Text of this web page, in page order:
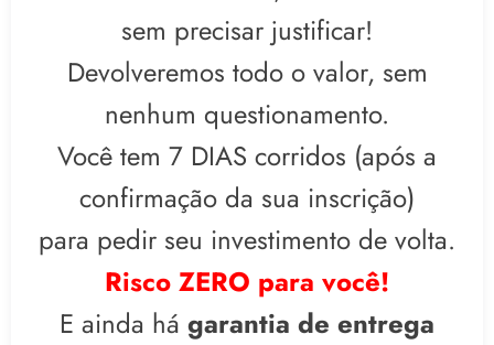
sem precisar justificar!
Devolveremos todo o valor, sem
nenhum questionamento.
Você tem 7 DIAS corridos (após a
confirmação da sua inscrição)
para pedir seu investimento de volta.
Risco ZERO para você!
E ainda há garantia de entrega